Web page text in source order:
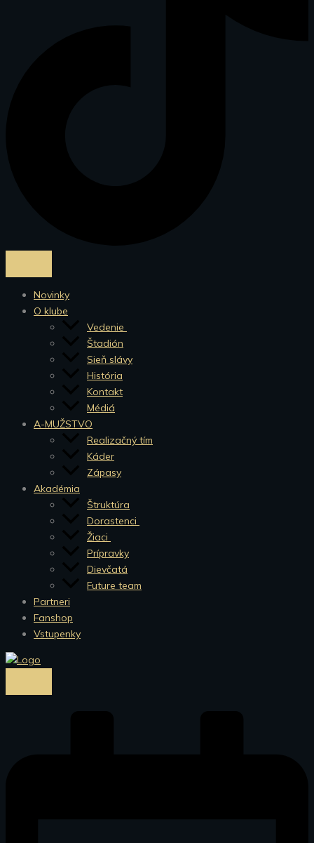
Novinky
O klube
Vedenie
Štadión
Sieň slávy
História
Kontakt
Médiá
A-MUŽSTVO
Realizačný tím
Káder
Zápasy
Akadémia
Štruktúra
Dorastenci
Žiaci
Prípravky
Dievčatá
Future team
Partneri
Fanshop
Vstupenky